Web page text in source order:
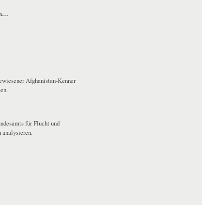
Afghanistan-Kenner
für Flucht und
analysieren.